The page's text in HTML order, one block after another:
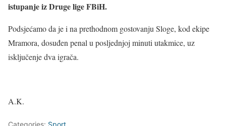
istupanje iz Druge lige FBiH.
Podsjećamo da je i na prethodnom gostovanju Sloge, kod ekipe
Mramora, dosuđen penal u posljednjoj minuti utakmice, uz
isključenje dva igrača.
A.K.
Categories: Sport